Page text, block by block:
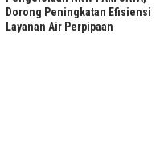
Dorong Peningkatan Efisiensi
Layanan Air Perpipaan